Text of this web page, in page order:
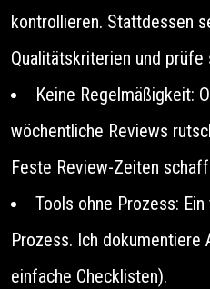
kontrollieren. Stattdessen
Qualitätskriterien und
Keine Regelmäßigkeit:
wöchentliche Reviews
Feste Review-Zeiten
Tools ohne Prozess:
Prozess. Ich
einfache Checklisten).